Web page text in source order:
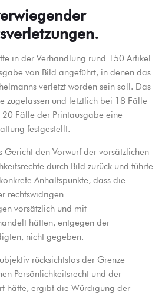
in der Verhandlung rund 150 Artikel
von Bild angeführt, in denen das
verletzt worden sein soll. Das
zugelassen und letztlich bei 18 Fälle
Fälle der Printausgabe eine
festgestellt.
Gericht den Vorwurf der vorsätzlichen
durch Bild zurück und führte
Anhaltspunkte, dass die
rechtswidrigen
vorsätzlich und mit
hätten, entgegen der
nicht gegeben.
rücksichtslos der Grenze
Persönlichkeitsrecht und der
hätte, ergibt die Würdigung der